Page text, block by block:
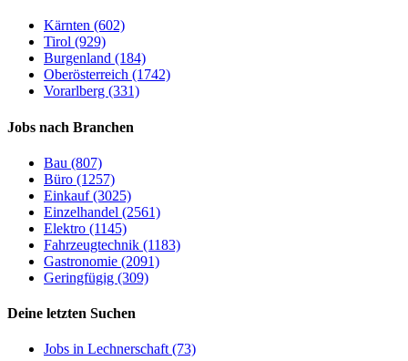
Kärnten (602)
Tirol (929)
Burgenland (184)
Oberösterreich (1742)
Vorarlberg (331)
Jobs nach Branchen
Bau (807)
Büro (1257)
Einkauf (3025)
Einzelhandel (2561)
Elektro (1145)
Fahrzeugtechnik (1183)
Gastronomie (2091)
Geringfügig (309)
Deine letzten Suchen
Jobs in Lechnerschaft (73)